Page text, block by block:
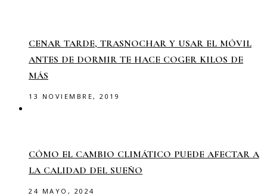
CENAR TARDE, TRASNOCHAR Y USAR EL MÓVIL
ANTES DE DORMIR TE HACE COGER KILOS DE
MÁS
13 NOVIEMBRE, 2019
CÓMO EL CAMBIO CLIMÁTICO PUEDE AFECTAR A
LA CALIDAD DEL SUEÑO
24 MAYO, 2024